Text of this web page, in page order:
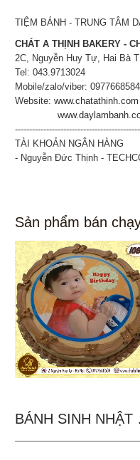
TIỆM BÁNH - TRUNG TÂM
CHÁT A THỊNH BAKERY -
2C, Nguyễn Huy Tự, Hai Bà
Tel: 043.9713024
Mobile/zalo/viber: 0977668584
Website:www.chatathinh.com
TÀI KHOẢN NGÂN HÀNG
- Nguyễn Đức Thịnh -
Sản phẩm bán